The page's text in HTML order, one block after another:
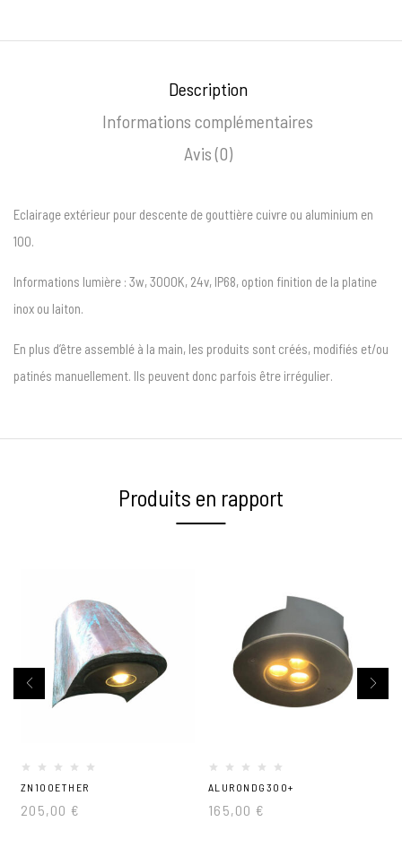
Description
Informations complémentaires
Avis (0)
Eclairage extérieur pour descente de gouttière cuivre ou aluminium en
100.
Informations lumière : 3w, 3000K, 24v, IP68, option finition de la platine
inox ou laiton.
En plus d’être assemblé à la main, les produits sont créés, modifiés et/ou
patinés manuellement. Ils peuvent donc parfois être irrégulier.
Produits en rapport
ZN100ETHER
205,00 €
ALURONDG300+
165,00 €